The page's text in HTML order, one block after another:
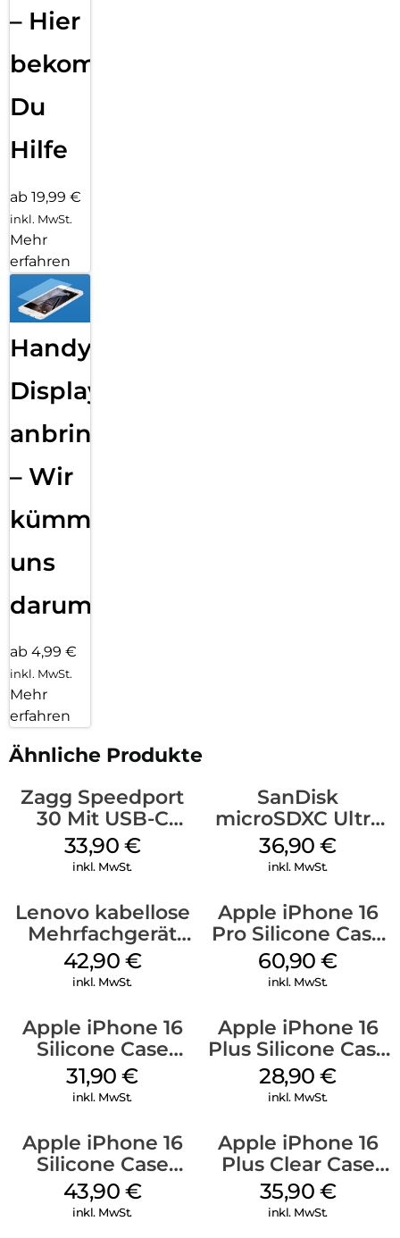
– Hier
bekommst
Du
Hilfe
ab 19,99 €
inkl. MwSt.
Mehr
erfahren
Handy
Displayfolie
anbringen
– Wir
kümmern
uns
darum!
ab 4,99 €
inkl. MwSt.
Mehr
erfahren
Ähnliche Produkte
Zagg Speedport
30 Mit USB-C
Kabel Weiß
33,90 €
inkl. MwSt.
SanDisk
microSDXC Ultra
128 GB + Adapter
Mobile
36,90€
inkl. MwSt.
Lenovo kabellose
Mehrfachgerät
Luna Grey
42,90 €
inkl. MwSt.
Apple iPhone 16
Pro Silicone Case
MagSafe Stone
Gray
60,90€
inkl. MwSt.
Apple iPhone 16
Silicone Case
MagSafe Fuchsia
31,90€
inkl. MwSt.
Apple iPhone 16
Plus Silicone Case
MagSafe Black
28,90€
inkl. MwSt.
Apple iPhone 16
Silicone Case
MagSafe Plum
43,90 €
inkl. MwSt.
Apple iPhone 16
Plus Clear Case
MagSafe
Transparent
35,90 €
inkl. MwSt.